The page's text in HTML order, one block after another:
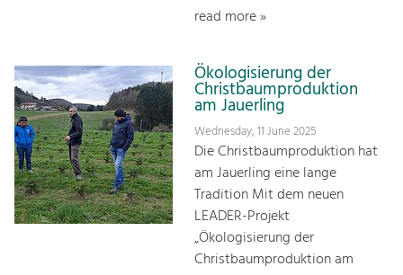
read more »
Ökologisierung der
Christbaumproduktion
am Jauerling
Wednesday, 11 June 2025
Die Christbaumproduktion hat
am Jauerling eine lange
Tradition Mit dem neuen
LEADER-Projekt
„Ökologisierung der
Christbaumproduktion am